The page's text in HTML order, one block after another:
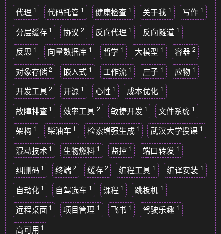
代理 1 代码托管 1 健康检查 1 关于我 1 写作 1
分层缓存 1 协议 2 反向代理 1 反向隧道 1
反思 1 向量数据库 1 哲学 1 大模型 1 容器 2
对象存储 2 嵌入式 1 工作流 1 庄子 1 应物 1
开发工具 2 开源 1 心性 1 成本优化 1
故障排查 1 效率工具 2 敏捷开发 1 文件系统 1
架构 1 柴油车 1 检索增强生成 1 武汉大学授课 1
混动技术 1 生物燃料 1 监控 1 端口转发 1
纠删码 1 终端 2 缓存 2 编程工具 1 编译安装 1
自动化 1 自驾选车 1 课程 1 跳板机 1
远程桌面 1 项目管理 1 飞书 1 驾驶乐趣 1
高可用 1